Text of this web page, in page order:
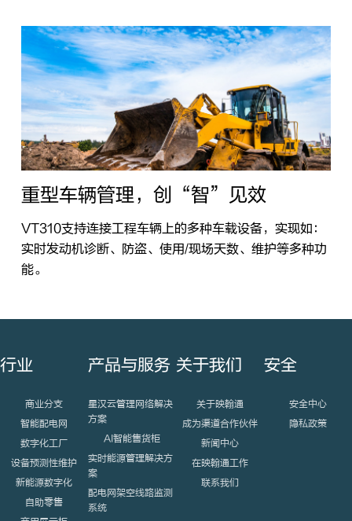
重型车辆管理，创“智”见效
VT310支持连接工程车辆上的多种车载设备，实现如：
实时发动机诊断、防盗、使用/现场天数、维护等多种功
能。
行业
商业分支
智能配电网
数字化工厂
设备预测性维护
新能源数字化
自助零售
产品与服务
星汉云管理网络解决
方案
AI智能售货柜
实时能源管理解决方
案
配电网架空线路监测
系统
关于我们
关于映翰通
成为渠道合作伙伴
新闻中心
在映翰通工作
联系我们
安全
安全中心
隐私政策